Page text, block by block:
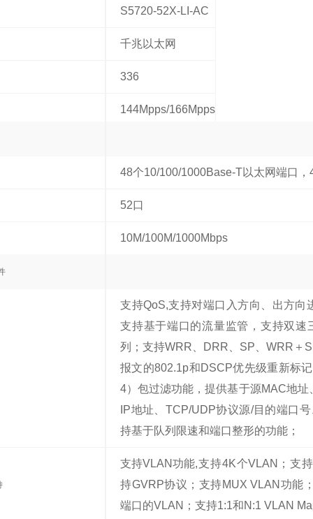
S5720-52X-LI-AC
千兆以太网
336
144Mpps/166Mpps
48个10/100/1000Base-T以太网端口
52口
10M/100M/1000Mbps
支持QoS,支持对端口入方向、出方向
支持基于端口的流量监管，支持双速
列；支持WRR、DRR、SP、WRR＋
报文的802.1p和DSCP优先级重新标
4）包过滤功能，提供基于源MAC地
IP地址、TCP/UDP协议源/目的端口
持基于队列限速和端口整形的功能；
支持VLAN功能,支持4K个VLAN；支
持GVRP协议；支持MUX VLAN功能
端口的VLAN；支持1:1和N:1 VLAN